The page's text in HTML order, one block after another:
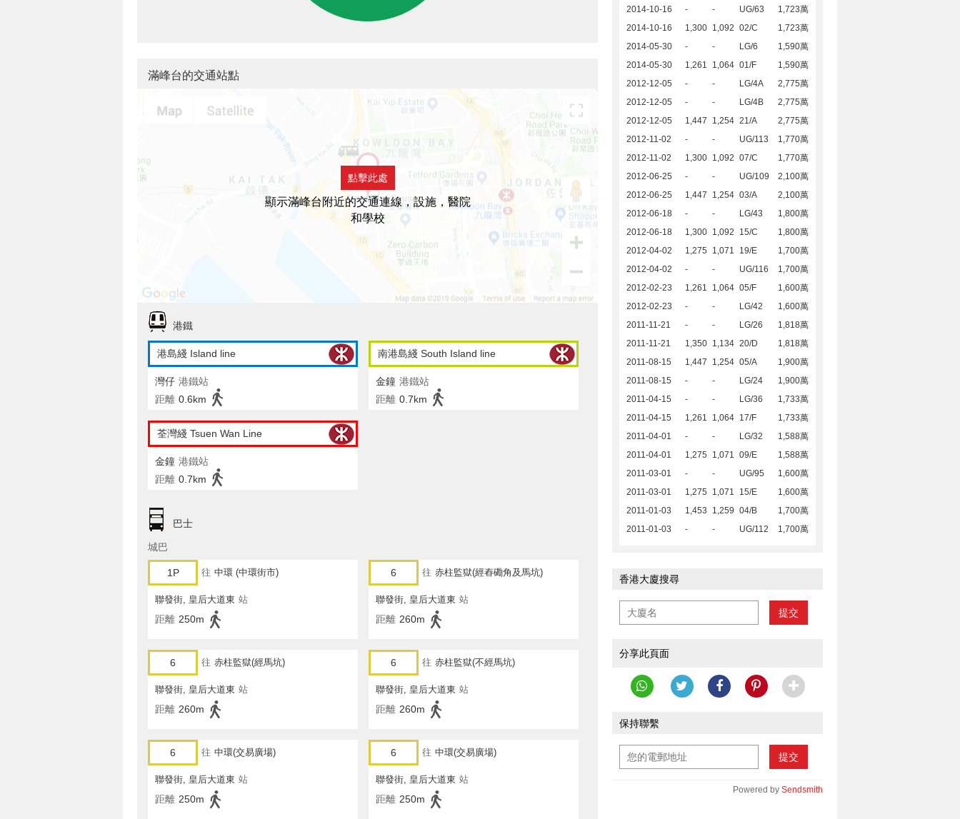
2014-10-16
- - UG/63
1,723萬
2014-10-16
1,300 1,092 02/C
1,723萬
2014-05-30
- - LG/6
1,590萬
2014-05-30
1,261 1,064 01/F
1,590萬
2012-12-05
- - LG/4A
2,775萬
2012-12-05
- - LG/4B
2,775萬
2012-12-05
1,447 1,254 21/A
2,775萬
2012-11-02
- - UG/113
1,770萬
2012-11-02
1,300 1,092 07/C
1,770萬
2012-06-25
- - UG/109
2,100萬
2012-06-25
1,447 1,254 03/A
2,100萬
2012-06-18
- - LG/43
1,800萬
2012-06-18
1,300 1,092 15/C
1,800萬
2012-04-02
1,275 1,071 19/E
1,700萬
2012-04-02
- - UG/116
1,700萬
2012-02-23
1,261 1,064 05/F
1,600萬
2012-02-23
- - LG/42
1,600萬
2011-11-21
- - LG/26
1,818萬
2011-11-21
1,350 1,134 20/D
1,818萬
2011-08-15
1,447 1,254 05/A
1,900萬
2011-08-15
- - LG/24
1,900萬
2011-04-15
- - LG/36
1,733萬
2011-04-15
1,261 1,064 17/F
1,733萬
2011-04-01
- - LG/32
1,588萬
2011-04-01
1,275 1,071 09/E
1,588萬
2011-03-01
- - UG/95
1,600萬
2011-03-01
1,275 1,071 15/E
1,600萬
2011-01-03
1,453 1,259 04/B
1,700萬
2011-01-03
- - UG/112 1,700萬
香港大廈搜尋
提交
分享此頁面
保持聯繫
提交
Powered by Sendsmith
滿峰台的交通站點
點擊此處
顯示滿峰台附近的交通連線，設施，醫院
和學校
港鐵
港島綫 Island line
灣仔 港鐵站
距離 0.6km
南港島綫 South Island line
金鐘 港鐵站
距離 0.7km
荃灣綫 Tsuen Wan Line
金鐘 港鐵站
距離 0.7km
巴士
城巴
1P 往 中環 (中環街市)
聯發街, 皇后大道東 站
距離 250m
6 往 赤柱監獄(經舂磡角及馬坑)
聯發街, 皇后大道東 站
距離 260m
6 往 赤柱監獄(經馬坑)
聯發街, 皇后大道東 站
距離 260m
6 往 赤柱監獄(不經馬坑)
聯發街, 皇后大道東 站
距離 260m
6 往 中環(交易廣場)
聯發街, 皇后大道東 站
距離 250m
6 往 中環(交易廣場)
聯發街, 皇后大道東 站
距離 250m